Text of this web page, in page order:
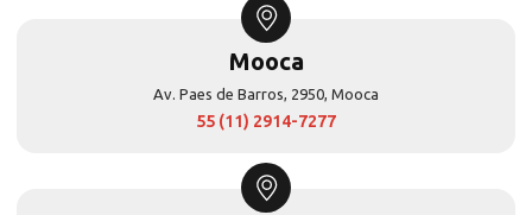
Mooca
Av. Paes de Barros, 2950, Mooca
55 (11) 2914-7277